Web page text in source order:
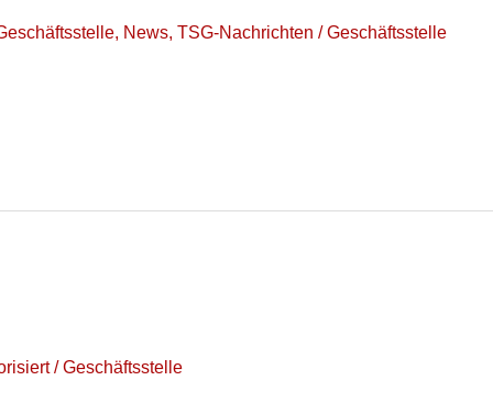
, News, TSG-Nachrichten /Geschäftsstelle
/Geschäftsstelle